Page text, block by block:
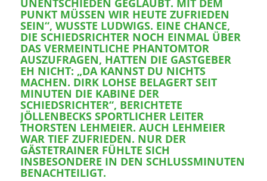
NTSCHIEDEN GEGLAUBT. MIT DEM PUN
KT MÜSSEN WIR HEUTE ZUFRIEDEN SEI
N“, WUSSTE LUDWIGS. EINE CHANCE, DIE
SCHIEDSRICHTER NOCH EINMAL ÜBER DAS
VERMEINTLICHE PHANTOMTOR AUS
ZUFRAGEN, HATTEN DIE GASTGEBER EH
NICHT: „DA KANNST DU NICHTS MAC
HEN. DIRK LOHSE BELAGERT SEIT MIN
UTEN DIE KABINE DER SCH
IEDSRICHTER“, BERICHTETE JÖL
LENBECKS SPORTLICHER LEITER THO
RSTEN LEHMEIER. AUCH LEHMEIER WAR
TIEF ZUFRIEDEN. NUR DER GÄS
TETRAINER FÜHLTE SICH INS
BESONDERE IN DEN SCHLUSSMINUTEN BEN
ACHTEILIGT.